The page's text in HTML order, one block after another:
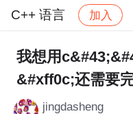
C++ 语言 加入
社区 C++ 语言
我想用
&#xff0c;还需要
jingdasheng